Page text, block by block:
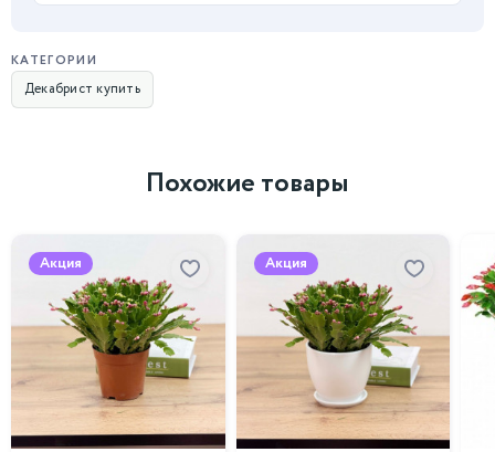
КАТЕГОРИИ
Декабрист купить
Похожие товары
Акция Акция